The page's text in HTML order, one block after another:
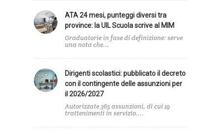
ATA 24 mesi, punteggi diversi tra
province: la UIL Scuola scrive al MIM
Graduatorie in fase di definizione: serve
una nota che...
Dirigenti scolastici: pubblicato il decreto
con il contingente delle assunzioni per
il 2026/2027
Autorizzate 365 assunzioni, di cui 19
trattenimenti in servizio....